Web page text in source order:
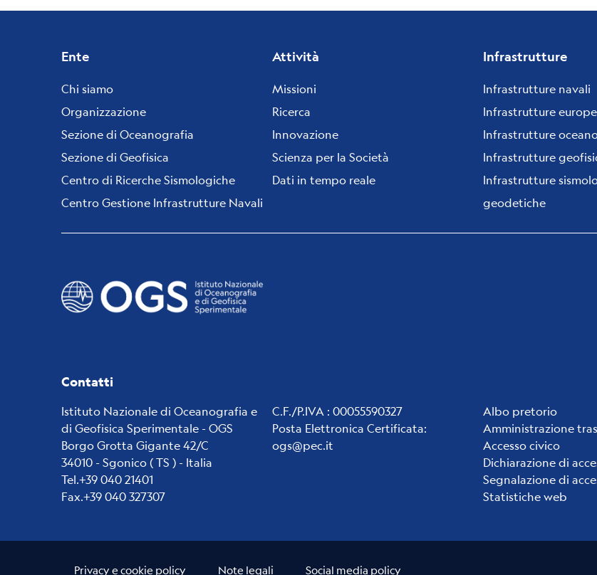
Footer
menu
Ente
Chi siamo
Organizzazione
Sezione di Oceanografia
Sezione di Geofisica
Centro di Ricerche Sismologiche
Centro Gestione Infrastrutture Navali
Attività
Missioni
Ricerca
Innovazione
Scienza per la Società
Dati in tempo reale
Infrastrutture
Infrastrutture navali
Infrastrutture
Infrastrutture
Infrastrutture
Infrastrutture
geodetiche
Contatti
Istituto Nazionale di Oceanografia e
di Geofisica Sperimentale - OGS
Borgo Grotta Gigante 42/C
34010 - Sgonico ( TS ) - Italia
Tel.+39 040 21401
Fax.+39 040 327307
C.F./P.IVA : 00055590327
Posta Elettronica Certificata:
ogs@pec.it
Institute
links
Albo pretorio
Amministrazione
Accesso civico
Dichiarazione di
Segnalazione di
Statistiche web
Privacy e cookie policy Note legali Social media policy